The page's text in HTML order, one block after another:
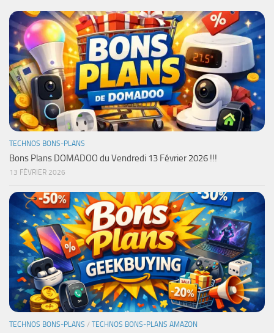
TECHNOS BONS-PLANS
Bons Plans DOMADOO du Vendredi 13 Février 2026 !!!
13 FÉVRIER 2026
TECHNOS BONS-PLANS / TECHNOS BONS-PLANS AMAZON